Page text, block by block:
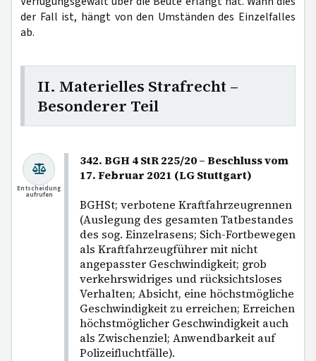
der Fall ist, hängt von den Umständen des Einzelfalles
ab.
II. Materielles Strafrecht –
Besonderer Teil
342. BGH 4 StR 225/20 – Beschluss vom
17. Februar 2021 (LG Stuttgart)
BGHSt; verbotene Kraftfahrzeugrennen
(Auslegung des gesamten Tatbestandes
des sog. Einzelrasens; Sich-Fortbewegen
als Kraftfahrzeugführer mit nicht
angepasster Geschwindigkeit; grob
verkehrswidriges und rücksichtsloses
Verhalten; Absicht, eine höchstmögliche
Geschwindigkeit zu erreichen; Erreichen
höchstmöglicher Geschwindigkeit auch
als Zwischenziel; Anwendbarkeit auf
Polizeifluchtfälle).
Entscheidung
aufrufen